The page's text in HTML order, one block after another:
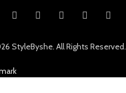
StyleByshe. All Rights Reserved.